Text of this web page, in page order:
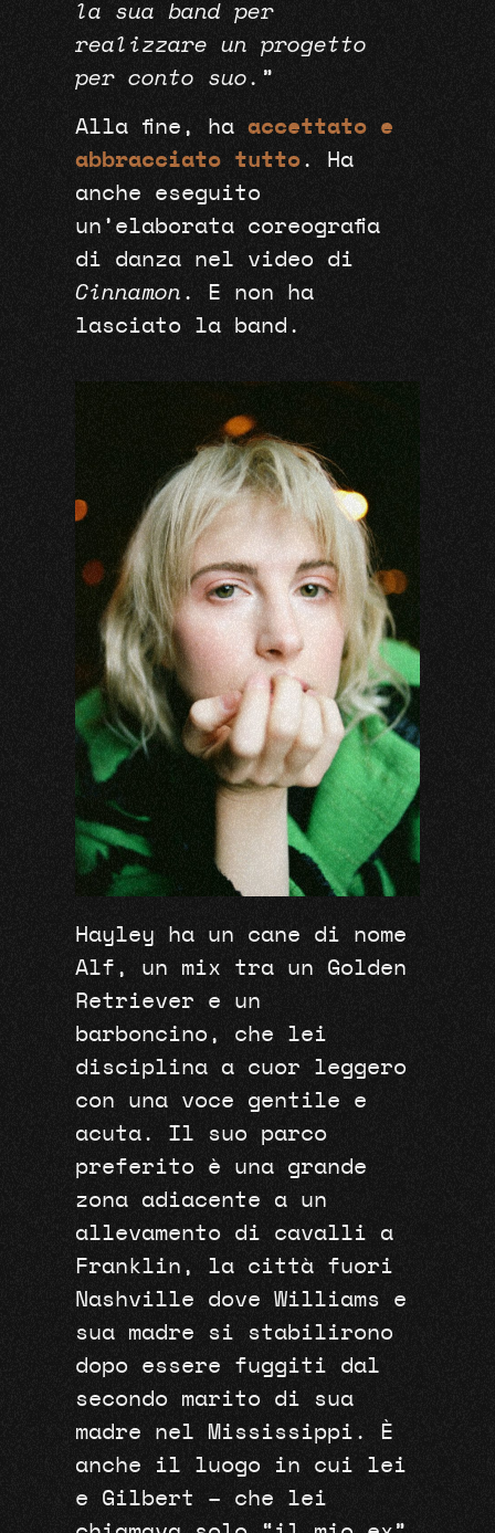
la sua band per
realizzare un progetto
per conto suo. ”
Alla fine, haaccettato e
abbracciato tutto . Ha
anche eseguito
un’elaborata coreografia
di danza nel video di
Cinnamon . E non ha
lasciato la band.
Hayley ha un cane di nome
Alf, un mix tra un Golden
Retriever e un
barboncino, che lei
disciplina a cuor leggero
con una voce gentile e
acuta. Il suo parco
preferito è una grande
zona adiacente a un
allevamento di cavalli a
Franklin, la città fuori
Nashville dove Williams e
sua madre si stabilirono
dopo essere fuggiti dal
secondo marito di sua
madre nel Mississippi. È
anche il luogo in cui lei
e Gilbert – che lei